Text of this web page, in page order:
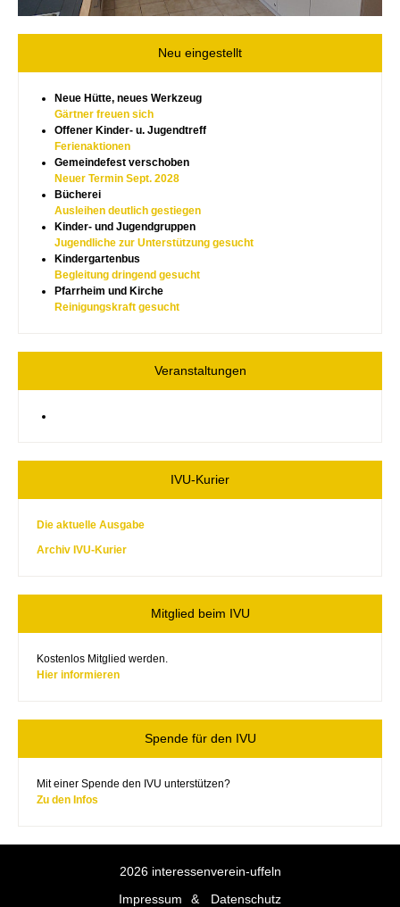
Neu eingestellt
Neue Hütte, neues Werkzeug
Gärtner freuen sich
Offener Kinder- u. Jugendtreff
Ferienaktionen
Gemeindefest verschoben
Neuer Termin Sept. 2028
Bücherei
Ausleihen deutlich gestiegen
Kinder- und Jugendgruppen
Jugendliche zur Unterstützung gesucht
Kindergartenbus
Begleitung dringend gesucht
Pfarrheim und Kirche
Reinigungskraft gesucht
Veranstaltungen
IVU-Kurier
Die aktuelle Ausgabe
Archiv IVU-Kurier
Mitglied beim IVU
Kostenlos Mitglied werden.
Hier informieren
Spende für den IVU
Mit einer Spende den IVU unterstützen?
Zu den Infos
2026 interessenverein-uffeln
Impressum
Datenschutz